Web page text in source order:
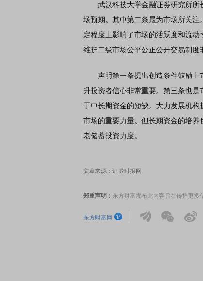
武汉科技大学金融证券研究所所
场预期。其中第二条最为市场所关
定程度上影响了市场的活跃度和流
维护二级市场公平公正公开交易制度
声明第一条提出创造条件鼓励上
升投资者信心非常重要。第三条也是
于中长期资金的短缺。大力发展机
市场的重要力量。但长期资金的培
老储蓄投资力度。
文章来源：证券时报网
郑重声明： 东方财富发布此内容旨在传播更多
东方财富网